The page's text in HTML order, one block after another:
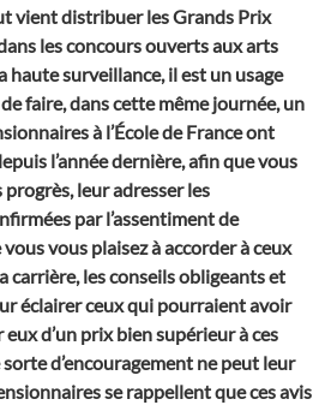
vient distribuer les Grands Prix
les concours ouverts aux arts
haute surveillance, il est un usage
faire, dans cette même journée, un
à l’École de France ont
l’année dernière, afin que vous
leur adresser les
par l’assentiment de
vous plaisez à accorder à ceux
carrière, les conseils obligeants et
éclairer ceux qui pourraient avoir
d’un prix bien supérieur à ces
d’encouragement ne peut leur
se rappellent que ces avis